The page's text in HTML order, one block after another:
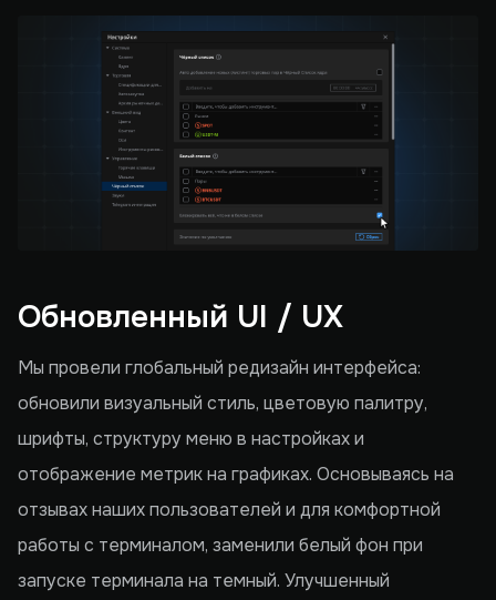
Обновленный UI / UX
Мы провели глобальный редизайн интерфейса:
обновили визуальный стиль, цветовую палитру,
шрифты, структуру меню в настройках и
отображение метрик на графиках. Основываясь на
отзывах наших пользователей и для комфортной
работы с терминалом, заменили белый фон при
запуске терминала на темный. Улучшенный